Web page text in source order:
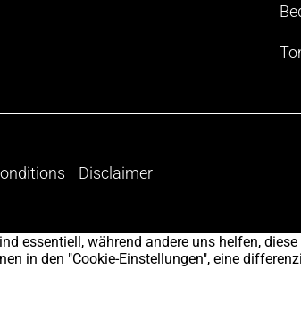
Disclaimer
essentiell, während andere uns helfen,
in den "Cookie-Einstellungen", eine